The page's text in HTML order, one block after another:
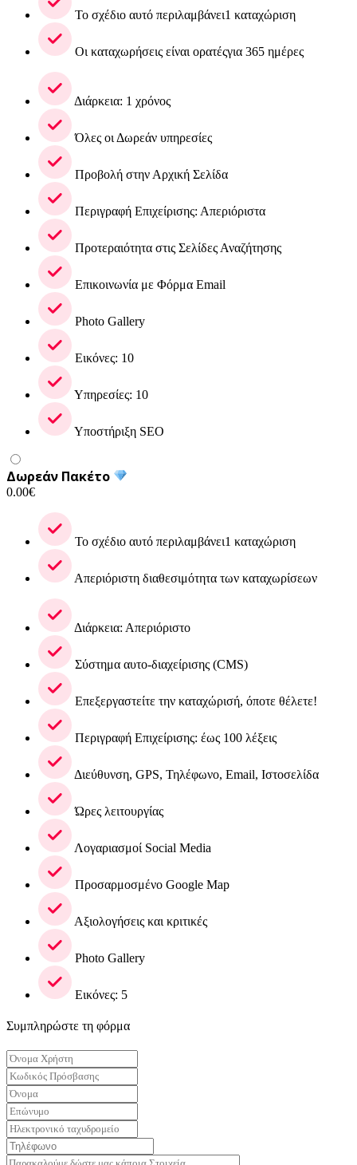
Το σχέδιο αυτό περιλαμβάνει1 καταχώριση
Οι καταχωρήσεις είναι ορατέςγια 365 ημέρες
Διάρκεια: 1 χρόνος
Όλες οι Δωρεάν υπηρεσίες
Προβολή στην Αρχική Σελίδα
Περιγραφή Επιχείρισης: Απεριόριστα
Προτεραιότητα στις Σελίδες Αναζήτησης
Επικοινωνία με Φόρμα Email
Photo Gallery
Εικόνες: 10
Υπηρεσίες: 10
Υποστήριξη SEO
Δωρεάν Πακέτο
0.00€
Το σχέδιο αυτό περιλαμβάνει1 καταχώριση
Απεριόριστη διαθεσιμότητα των καταχωρίσεων
Διάρκεια: Απεριόριστο
Σύστημα αυτο-διαχείρισης (CMS)
Επεξεργαστείτε την καταχώρισή, όποτε θέλετε!
Περιγραφή Επιχείρισης: έως 100 λέξεις
Διεύθυνση, GPS, Τηλέφωνο, Email, Ιστοσελίδα
Ώρες λειτουργίας
Λογαριασμοί Social Media
Προσαρμοσμένο Google Map
Αξιολογήσεις και κριτικές
Photo Gallery
Εικόνες: 5
Συμπληρώστε τη φόρμα